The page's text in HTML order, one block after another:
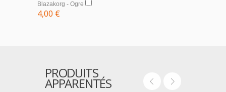
Blazakorg - Ogre
4,00 €
PRODUITS
APPARENTÉS